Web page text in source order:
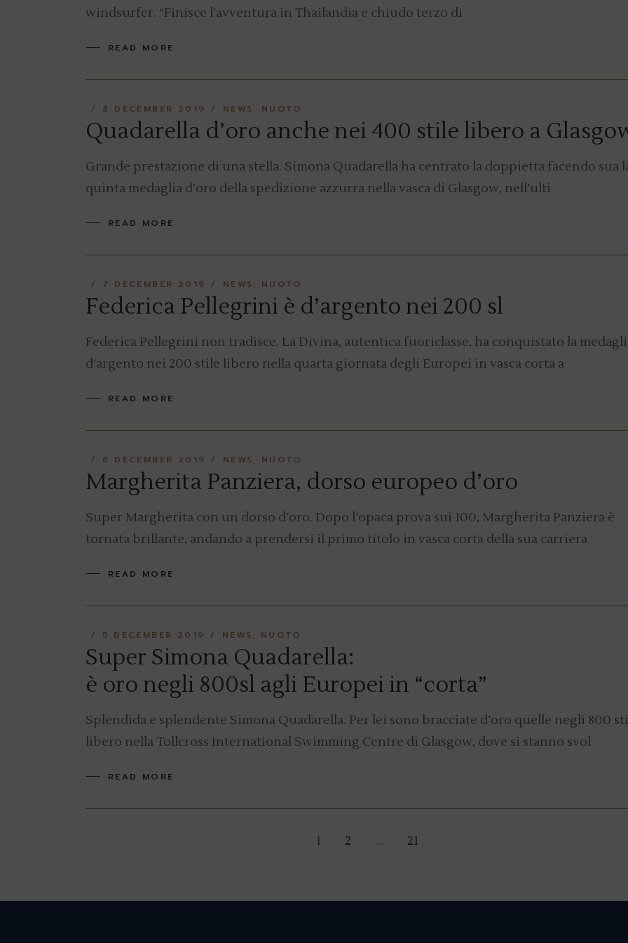
windsurfer. “Finisce l’avventura in Thailandia e chiudo terzo di
READ MORE
8 DECEMBER 2019 NEWS NUOTO
Quadarella d’oro anche nei 400 stile libero a
Grande prestazione di una stella. Simona Quadarella ha centrato la doppietta facendo sua
quinta medaglia d’oro della spedizione azzurra nella vasca di Glasgow, nell’ulti
READ MORE
7 DECEMBER 2019 NEWS NUOTO
Federica Pellegrini è d’argento nei 200 sl
Federica Pellegrini non tradisce. La Divina, autentica fuoriclasse, ha conquistato la
d’argento nei 200 stile libero nella quarta giornata degli Europei in vasca corta a
READ MORE
6 DECEMBER 2019 NEWS NUOTO
Margherita Panziera, dorso europeo d’oro
Super Margherita con un dorso d’oro. Dopo l’opaca prova sui 100, Margherita Panziera è
tornata brillante, andando a prendersi il primo titolo in vasca corta della sua carriera
READ MORE
5 DECEMBER 2019 NEWS NUOTO
Super Simona Quadarella:
è oro negli 800sl agli Europei in “corta”
Splendida e splendente Simona Quadarella. Per lei sono bracciate d’oro quelle negli 800
libero nella Tollcross International Swimming Centre di Glasgow, dove si stanno svol
READ MORE
1 2 … 21